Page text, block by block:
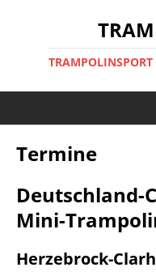
Termine
Deutschland-
Mini-
Herzebrock-